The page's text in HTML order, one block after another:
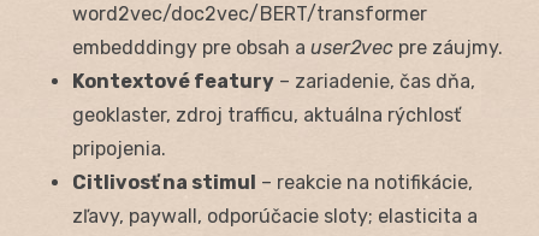
word2vec/doc2vec/BERT/transformer
embedddingy pre obsah a user2vec pre záujmy.
Kontextové featury – zariadenie, čas dňa,
geoklaster, zdroj trafficu, aktuálna rýchlosť
pripojenia.
Citlivosť na stimul – reakcie na notifikácie,
zľavy, paywall, odporúčacie sloty; elasticita a